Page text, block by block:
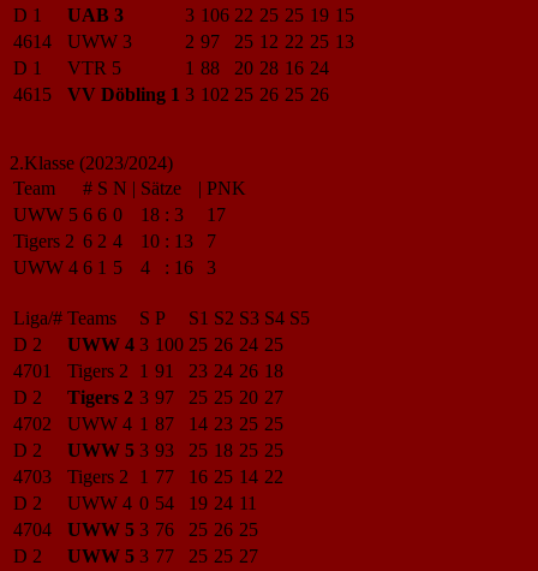
D 1
UAB 3 3 106 22 25 25 19 15
4614
UWW 3 2 97 25 12 22 25 13
D 1
VTR 5 1 88 20 28 16 24
4615
VV Döbling 1 3 102 25 26 25 26
2.Klasse (2023/2024)
Team
# S N | Sätze | PNK
UWW 5 6 6 0 18 : 3
17
Tigers 2 6 2 4 10 : 13
7
UWW 4 6 1 5 4 : 16 3
Liga/# Teams S P S1 S2 S3 S4 S5
D 2
UWW 4 3 100 25 26 24 25
4701
Tigers 2 1 91 23 24 26 18
D 2
Tigers 2 3 97 25 25 20 27
4702
UWW 4 1 87 14 23 25 25
D 2
UWW 5 3 93 25 18 25 25
4703
Tigers 2 1 77 16 25 14 22
D 2
UWW 4 0 54 19 24 11
4704
UWW 5 3 76 25 26 25
D 2
UWW 5 3 77 25 25 27